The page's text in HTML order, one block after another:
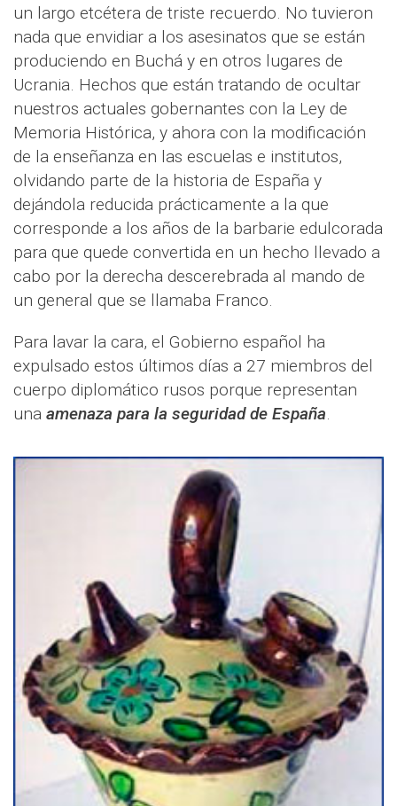
un largo etcétera de triste recuerdo. No tuvieron
nada que envidiar a los asesinatos que se están
produciendo en Buchá y en otros lugares de
Ucrania. Hechos que están tratando de ocultar
nuestros actuales gobernantes con la Ley de
Memoria Histórica, y ahora con la modificación
de la enseñanza en las escuelas e institutos,
olvidando parte de la historia de España y
dejándola reducida prácticamente a la que
corresponde a los años de la barbarie edulcorada
para que quede convertida en un hecho llevado a
cabo por la derecha descerebrada al mando de
un general que se llamaba Franco.
Para lavar la cara, el Gobierno español ha
expulsado estos últimos días a 27 miembros del
cuerpo diplomático rusos porque representan
una amenaza para la seguridad de España.